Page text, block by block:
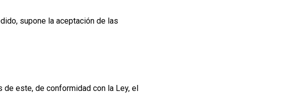
supone la aceptación de las
este, de conformidad con la Ley, el